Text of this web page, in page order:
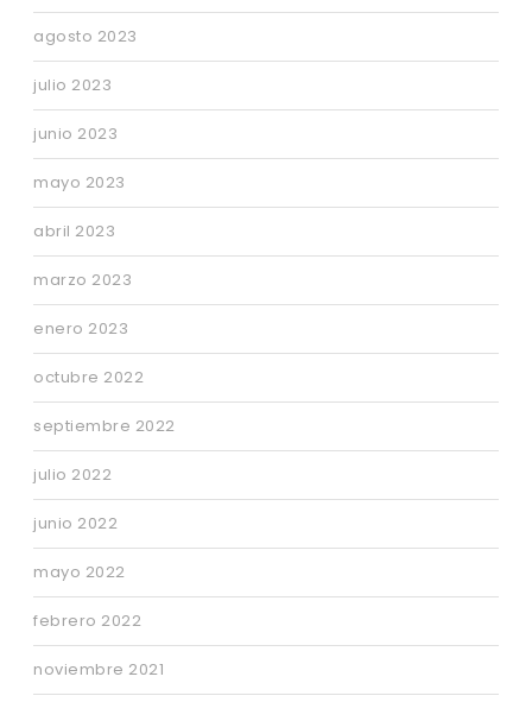
agosto 2023
julio 2023
junio 2023
mayo 2023
abril 2023
marzo 2023
enero 2023
octubre 2022
septiembre 2022
julio 2022
junio 2022
mayo 2022
febrero 2022
noviembre 2021